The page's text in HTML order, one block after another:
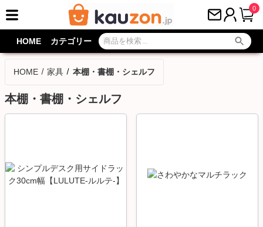
0
HOME カテゴリー
HOME 家具 本棚・書棚・シェルフ
本棚・書棚・シェルフ